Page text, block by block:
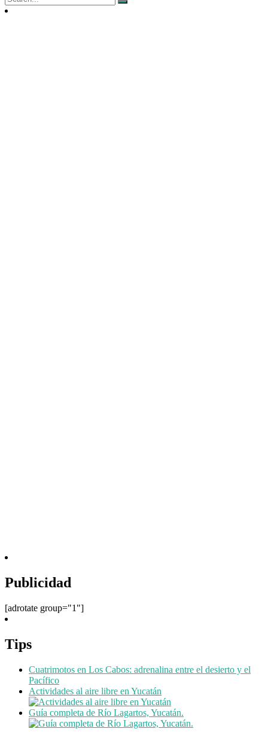
Publicidad
[adrotate group="1"]
Tips
Cuatrimotos en Los Cabos: adrenalina entre el desierto y el
Pacífico
Actividades al aire libre en Yucatán
Guía completa de Río Lagartos, Yucatán.